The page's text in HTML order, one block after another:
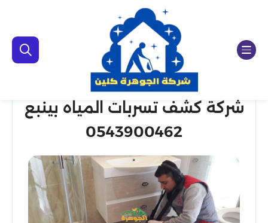
شركة كشف تسربات المياه بينبع
0543900462